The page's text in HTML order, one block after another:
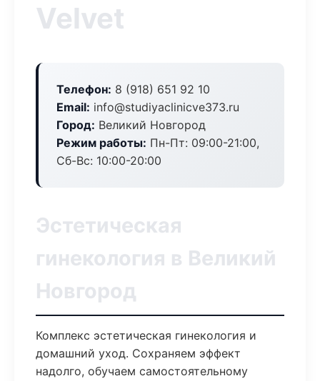
Velvet
Телефон: 8 (918) 651 92 10
Email: info@studiyaclinicve373.ru
Город: Великий Новгород
Режим работы: Пн-Пт: 09:00-21:00,
Сб-Вс: 10:00-20:00
Эстетическая
гинекология в Великий
Новгород
Комплекс эстетическая гинекология и
домашний уход. Сохраняем эффект
надолго, обучаем самостоятельному